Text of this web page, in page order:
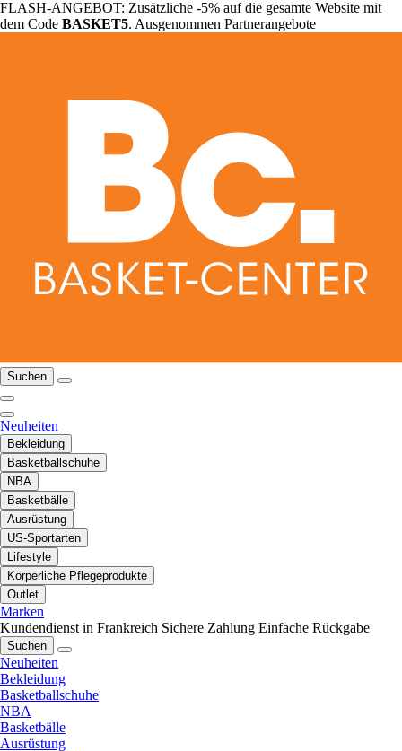
FLASH-ANGEBOT: Zusätzliche -5% auf die gesamte Website mit
dem Code BASKET5. Ausgenommen Partnerangebote
Suchen
Neuheiten
Bekleidung
Basketballschuhe
NBA
Basketbälle
Ausrüstung
US-Sportarten
Lifestyle
Körperliche Pflegeprodukte
Outlet
Marken
Kundendienst in Frankreich Sichere Zahlung Einfache Rückgabe
Suchen
Neuheiten
Bekleidung
Basketballschuhe
NBA
Basketbälle
Ausrüstung